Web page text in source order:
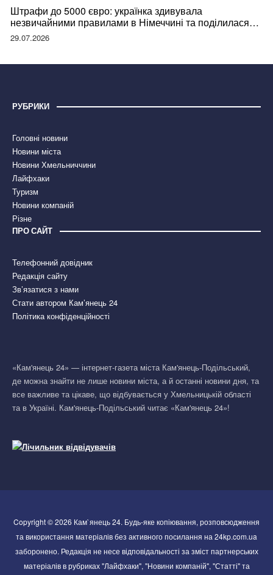
Штрафи до 5000 євро: українка здивувала
незвичайними правилами в Німеччині та поділилася
правдою
29.07.2026
РУБРИКИ
Головні новини
Новини міста
Новини Хмельниччини
Лайфхаки
Туризм
Новини компаній
Різне
ПРО САЙТ
Телефонний довідник
Редакція сайту
Зв’язатися з нами
Стати автором Кам’янець 24
Політика конфіденційності
«Кам'янець 24» — інтернет-газета міста Кам'янець-Подільський,
де можна знайти не лише новини міста, а й останні новини дня, та
все важливе та цікаве, що відбувається у Хмельницькій області
та в Україні. Кам'янець-Подільський читає «Кам'янець 24»!
Copyright © 2026 Кам`янець 24. Будь-яке копіювання, розповсюдження
та використання матеріалів без активного посилання на 24kp.com.ua
заборонено. Редакція не несе відповідальності за зміст партнерських
матеріалів в рубриках "Лайфхаки", "Новини компаній", "Статті" та